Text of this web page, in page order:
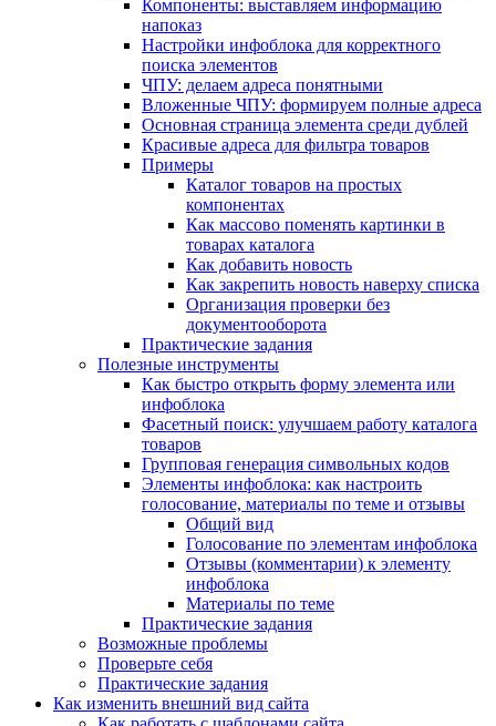
Компоненты: выставляем информацию
напоказ
Настройки инфоблока для корректного
поиска элементов
ЧПУ: делаем адреса понятными
Вложенные ЧПУ: формируем полные адреса
Основная страница элемента среди дублей
Красивые адреса для фильтра товаров
Примеры
Каталог товаров на простых
компонентах
Как массово поменять картинки в
товарах каталога
Как добавить новость
Как закрепить новость наверху списка
Организация проверки без
документооборота
Практические задания
Полезные инструменты
Как быстро открыть форму элемента или
инфоблока
Фасетный поиск: улучшаем работу каталога
товаров
Групповая генерация символьных кодов
Элементы инфоблока: как настроить
голосование, материалы по теме и отзывы
Общий вид
Голосование по элементам инфоблока
Отзывы (комментарии) к элементу
инфоблока
Материалы по теме
Практические задания
Возможные проблемы
Проверьте себя
Практические задания
Как изменить внешний вид сайта